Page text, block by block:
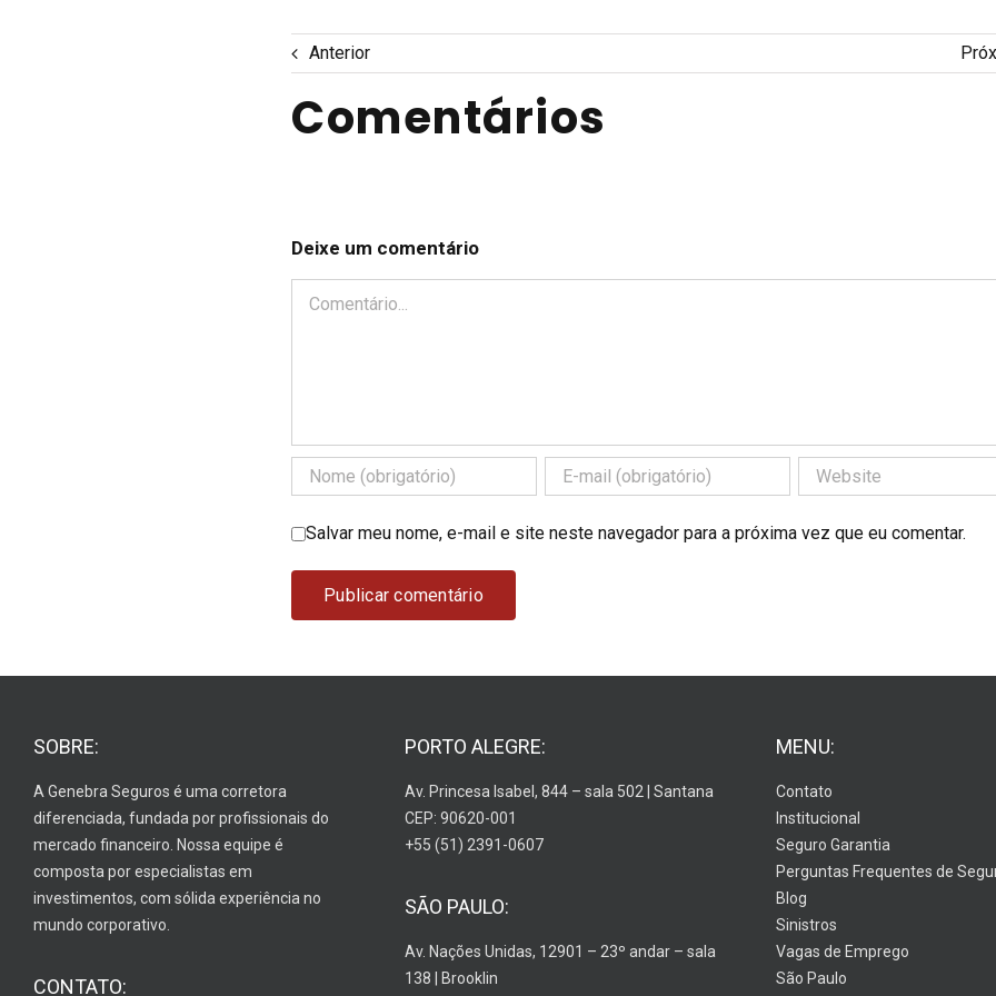
Anterior
Comentários
Deixe um comentário
Comentário
Salvar meu nome, e-mail e site neste navegador para a próxima vez que eu comentar.
SOBRE:
A Genebra Seguros é uma corretora
diferenciada, fundada por profissionais do
mercado financeiro. Nossa equipe é
composta por especialistas em
investimentos, com sólida experiência no
mundo corporativo.
CONTATO:
PORTO ALEGRE:
Av. Princesa Isabel, 844 – sala 502 | Santana
CEP: 90620-001
+55 (51) 2391-0607
SÃO PAULO:
Av. Nações Unidas, 12901 – 23º andar – sala
138 | Brooklin
MENU:
Contato
Institucional
Seguro Garantia
Perguntas Frequentes de
Blog
Sinistros
Vagas de Emprego
São Paulo